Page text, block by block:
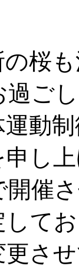
桜
過ご
運動
し
開催
して
更さ